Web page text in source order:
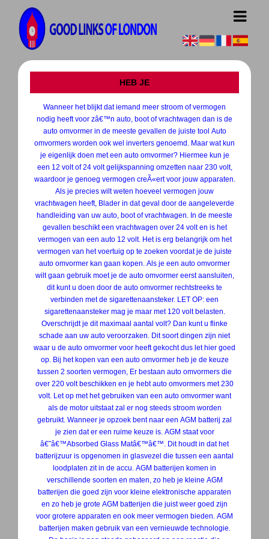
HEB JE
Wanneer het blijkt dat iemand meer stroom of vermogen
nodig heeft voor zâ€™n auto, boot of vrachtwagen dan is de
auto omvormer in de meeste gevallen de juiste tool Auto
omvormers worden ook wel inverters genoemd. Maar wat kun
je eigenlijk doen met een auto omvormer? Hiermee kun je
een 12 volt of 24 volt gelijkspanning omzetten naar 230 volt,
waardoor je genoeg vermogen creÃ«ert voor jouw apparaten.
Als je precies wilt weten hoeveel vermogen jouw
vrachtwagen heeft, Blader in dat geval door de aangeleverde
handleiding van uw auto, boot of vrachtwagen. In de meeste
gevallen beschikt een vrachtwagen over 24 volt en is het
vermogen van een auto 12 volt. Het is erg belangrijk om het
vermogen van het voertuig op te zoeken voordat je de juiste
auto omvormer kan gaan kopen. Als je een auto omvormer
wilt gaan gebruik moet je de auto omvormer eerst aansluiten,
dit kunt u doen door de auto omvormer rechtstreeks te
verbinden met de sigarettenaansteker. LET OP: een
sigarettenaansteker mag je maar met 120 volt belasten.
Overschrijdt je dit maximaal aantal volt? Dan kunt u flinke
schade aan uw auto veroorzaken. Dit soort dingen zijn niet
waar u de auto omvormer voor heeft gekocht dus let hier goed
op. Bij het kopen van een auto omvormer heb je de keuze
tussen 2 soorten vermogen, Er bestaan auto omvormers die
over 220 volt beschikken en je hebt auto omvormers met 230
volt. Let op met het gebruiken van een auto omvormer want
als de motor uitstaat zal er nog steeds stroom worden
gebruikt. Wanneer je opzoek bent naar een AGM batterij zal
je zien dat er een ruime keuze is. AGM staat voor
â€˜â€™Absorbed Glass Matâ€™â€™. Dit houdt in dat het
batterijzuur is opgenomen in glasvezel die tussen een aantal
loodplaten zit in de accu. AGM batterijen komen in
verschillende soorten en maten, zo heb je kleine AGM
batterijen die goed zijn voor kleine elektronische apparaten
en zo heb je grote AGM batterijen die juist weer goed zijn
voor grotere apparaten en ook meer vermogen bieden. AGM
batterijen maken gebruik van een vernieuwde technologie.